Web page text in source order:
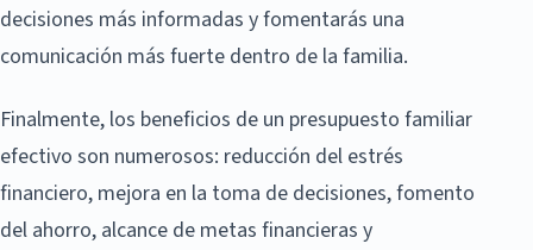
decisiones más informadas y fomentarás una
comunicación más fuerte dentro de la familia.
Finalmente, los beneficios de un presupuesto familiar
efectivo son numerosos: reducción del estrés
financiero, mejora en la toma de decisiones, fomento
del ahorro, alcance de metas financieras y